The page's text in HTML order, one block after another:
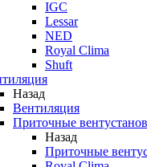
IGC
Lessar
NED
Royal Clima
Shuft
Назад
Вентиляция
Приточные
Назад
Приточные